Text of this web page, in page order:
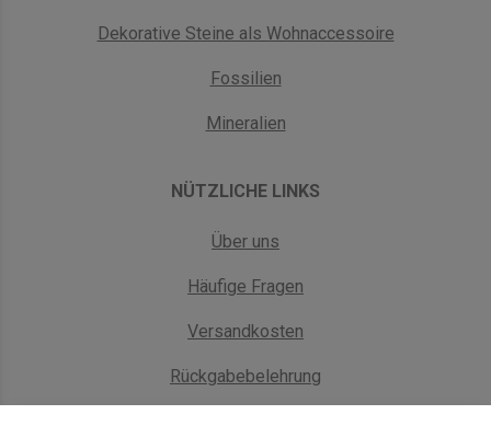
Dekorative Steine als Wohnaccessoire
Fossilien
Mineralien
NÜTZLICHE LINKS
Über uns
Häufige Fragen
Versandkosten
Rückgabebelehrung